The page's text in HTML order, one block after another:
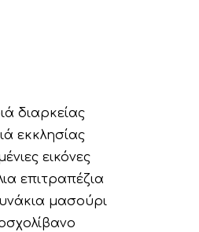
διαρκείας
εκκλησίας
εικόνες
επιτραπέζια
μασούρι